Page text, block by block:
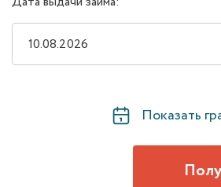
Показать